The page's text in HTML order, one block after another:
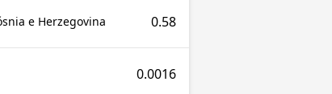
e Herzegovina 0.58
0.0016